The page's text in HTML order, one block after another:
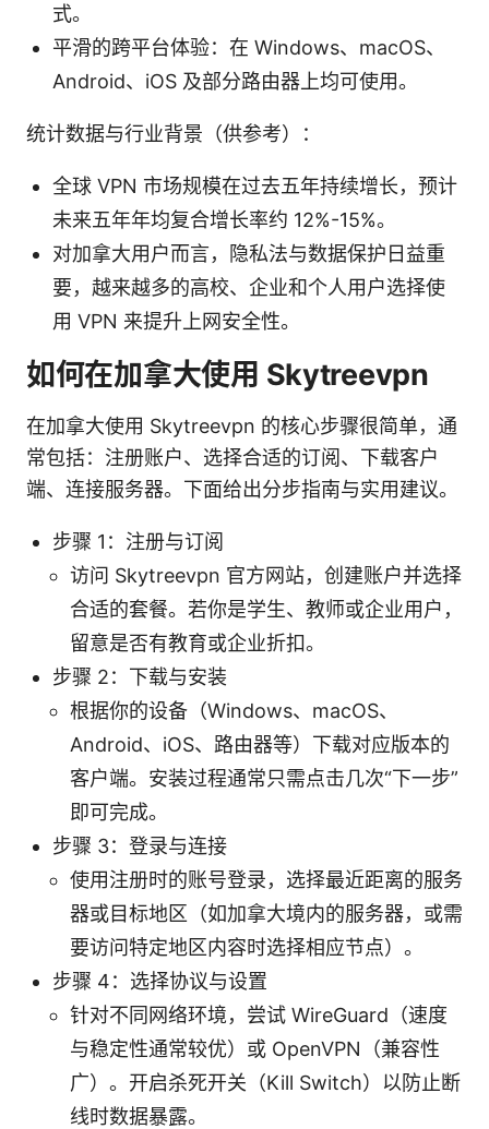
式。
平滑的跨平台体验：在 Windows、macOS、
Android、iOS 及部分路由器上均可使用。
统计数据与行业背景（供参考）：
全球 VPN 市场规模在过去五年持续增长，预计
未来五年年均复合增长率约 12%-15%。
对加拿大用户而言，隐私法与数据保护日益重
要，越来越多的高校、企业和个人用户选择使
用 VPN 来提升上网安全性。
如何在加拿大使用 Skytreevpn
在加拿大使用 Skytreevpn 的核心步骤很简单，通
常包括：注册账户、选择合适的订阅、下载客户
端、连接服务器。下面给出分步指南与实用建议。
步骤 1：注册与订阅
访问 Skytreevpn 官方网站，创建账户并选择
合适的套餐。若你是学生、教师或企业用户，
留意是否有教育或企业折扣。
步骤 2：下载与安装
根据你的设备（Windows、macOS、
Android、iOS、路由器等）下载对应版本的
客户端。安装过程通常只需点击几次“下一步”
即可完成。
步骤 3：登录与连接
使用注册时的账号登录，选择最近距离的服务
器或目标地区（如加拿大境内的服务器，或需
要访问特定地区内容时选择相应节点）。
步骤 4：选择协议与设置
针对不同网络环境，尝试 WireGuard（速度
与稳定性通常较优）或 OpenVPN（兼容性
广）。开启杀死开关（Kill Switch）以防止断
线时数据暴露。